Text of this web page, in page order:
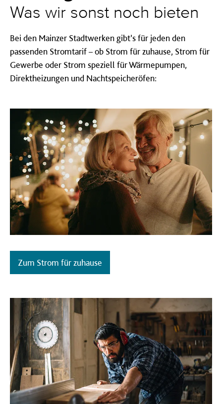
Was wir sonst noch bieten
Bei den Mainzer Stadtwerken gibt’s für jeden den
passenden Stromtarif – ob Strom für zuhause, Strom für
Gewerbe oder Strom speziell für Wärmepumpen,
Direktheizungen und Nachtspeicheröfen:
Zum Strom für zuhause